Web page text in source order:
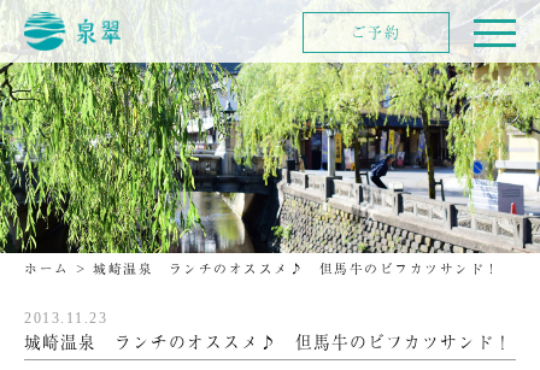
ホーム > 城崎温泉 ランチのオススメ♪ 但馬牛のビフカツサンド！
2013.11.23
城崎温泉 ランチのオススメ♪ 但馬牛のビフカツサンド！
ご予約